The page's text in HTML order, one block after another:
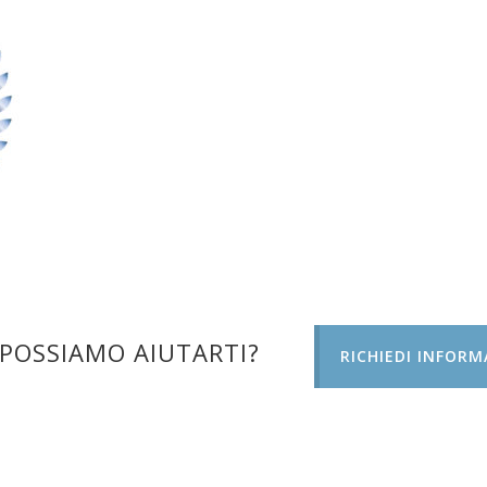
AIUTARTI? RICHIEDI